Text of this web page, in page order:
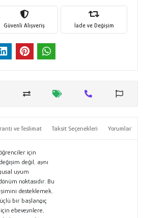
Güvenli Alışveriş İade ve Değişim
ve Teslimat Taksit Seçenekleri Yorumlar
için
değil, aynı
uyum
noktasıdır. Bu
desteklemek,
bir başlangıç
ebeveynlere,